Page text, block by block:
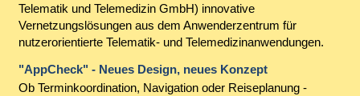
Telematik und Telemedizin GmbH) innovative
Vernetzungslösungen aus dem Anwenderzentrum für
nutzerorientierte Telematik- und Telemedizinanwendungen.
"AppCheck" - Neues Design, neues Konzept
Ob Terminkoordination, Navigation oder Reiseplanung -